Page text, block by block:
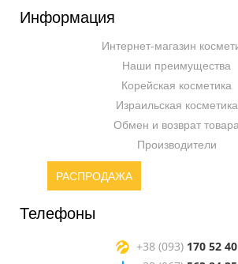
Информация
Интернет-магазин
Наши преимущества
Корейская косметика
Израильская косметика
Обмен и возврат товара
Производители
РАСПРОДАЖА
Телефоны
+38 (093) 170 52 40